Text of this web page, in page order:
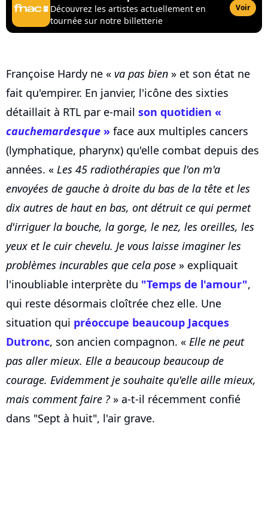
Découvrez les artistes actuellement en
tournée sur notre billetterie
Voir
Françoise Hardy ne « va pas bien » et son état ne
fait qu'empirer. En janvier, l'icône des sixties
détaillait à RTL par e-mail son quotidien «
cauchemardesque » face aux multiples cancers
(lymphatique, pharynx) qu'elle combat depuis des
années. « Les 45 radiothérapies que l'on m'a
envoyées de gauche à droite du bas de la tête et les
dix autres de haut en bas, ont détruit ce qui permet
d'irriguer la bouche, la gorge, le nez, les oreilles, les
yeux et le cuir chevelu. Je vous laisse imaginer les
problèmes incurables que cela pose » expliquait
l'inoubliable interprète du "Temps de l'amour",
qui reste désormais cloîtrée chez elle. Une
situation qui préoccupe beaucoup Jacques
Dutronc, son ancien compagnon. « Elle ne peut
pas aller mieux. Elle a beaucoup beaucoup de
courage. Evidemment je souhaite qu'elle aille mieux,
mais comment faire ?» a-t-il récemment confié
dans "Sept à huit", l'air grave.